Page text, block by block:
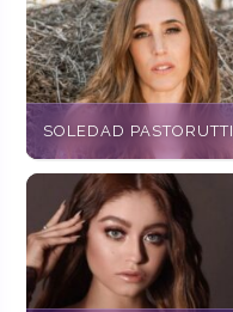
SOLEDAD PASTORUTTI